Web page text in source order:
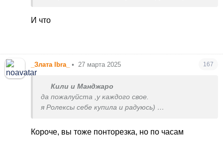
И что
_Злата Ibra_ • 27 марта 2025 167
Кили и Манджаро
да пожалуйста ,у каждого свое.
я Ролексы себе купила и радуюсь)
посмотрела - качество никак не тянет на ту
Короче, вы тоже понторезка, но по часам